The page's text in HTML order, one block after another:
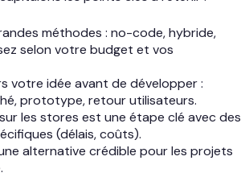
méthodes : no-code, hybride,
selon votre budget et vos
votre idée avant de développer :
prototype, retour utilisateurs.
les stores est une étape clé avec des
(délais, coûts).
alternative crédible pour les projets